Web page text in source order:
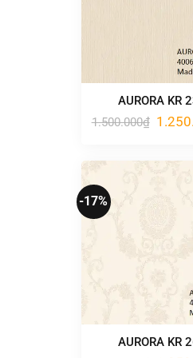
AURORA KR
1.500.000₫ Giá
-17%
AURORA KR